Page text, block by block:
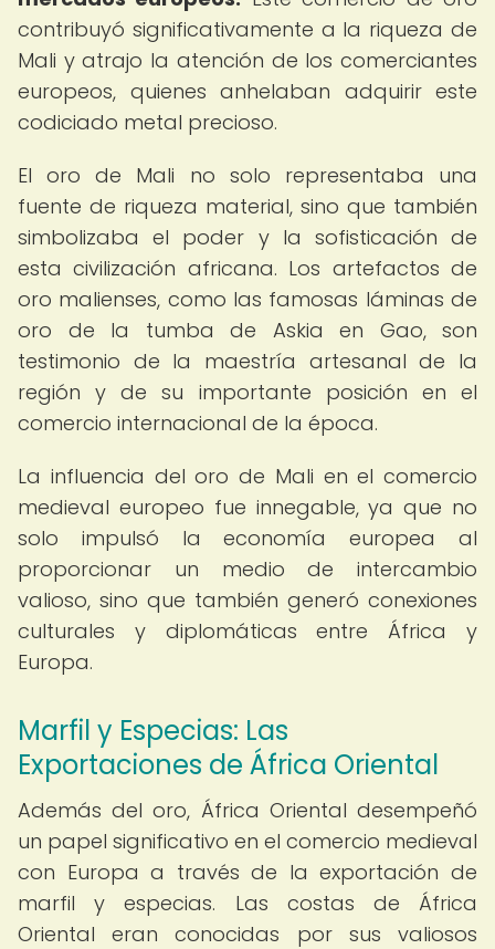
contribuyó significativamente a la riqueza de
Mali y atrajo la atención de los comerciantes
europeos, quienes anhelaban adquirir este
codiciado metal precioso.
El oro de Mali no solo representaba una
fuente de riqueza material, sino que también
simbolizaba el poder y la sofisticación de
esta civilización africana. Los artefactos de
oro malienses, como las famosas láminas de
oro de la tumba de Askia en Gao, son
testimonio de la maestría artesanal de la
región y de su importante posición en el
comercio internacional de la época.
La influencia del oro de Mali en el comercio
medieval europeo fue innegable, ya que no
solo impulsó la economía europea al
proporcionar un medio de intercambio
valioso, sino que también generó conexiones
culturales y diplomáticas entre África y
Europa.
Marfil y Especias: Las
Exportaciones de África Oriental
Además del oro, África Oriental desempeñó
un papel significativo en el comercio medieval
con Europa a través de la exportación de
marfil y especias. Las costas de África
Oriental eran conocidas por sus valiosos